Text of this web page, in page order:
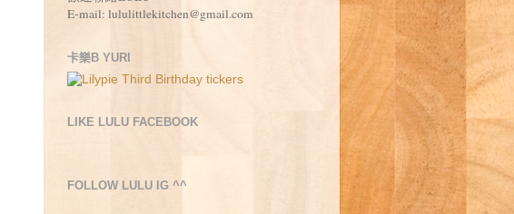
E-mail: lululittlekitchen@gmail.com
卡樂B YURI
LIKE LULU FACEBOOK
FOLLOW LULU IG ^^